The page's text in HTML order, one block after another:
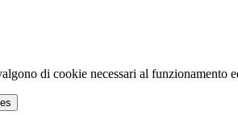
di cookie necessari al funzionamento